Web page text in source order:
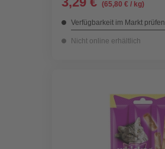
(65,80 € / kg)
Verfügbarkeit im Markt prüfen
Nicht online erhältlich